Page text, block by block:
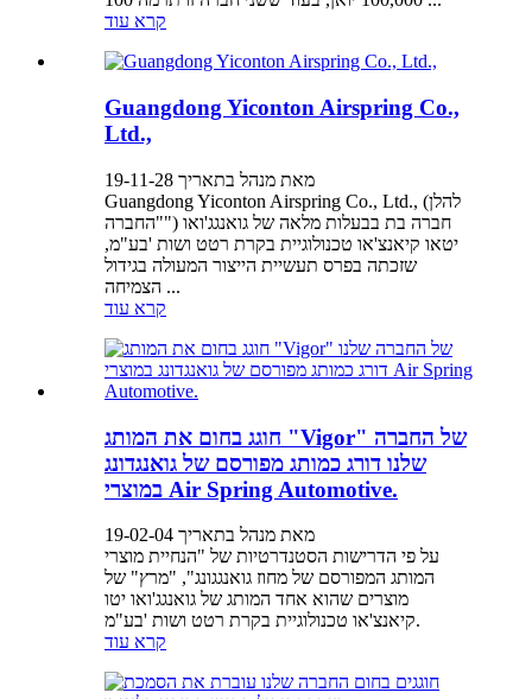
קרא עוד
Guangdong Yiconton Airspring Co.,
Ltd.,
מאת מנהל בתאריך 19-11-28
Guangdong Yiconton Airspring Co., Ltd., (להלן
"החברה") חברה בת בבעלות מלאה של גואנגג'ואו
יטאו קיאנצ'או טכנולוגיית בקרת רטט ושות 'בע"מ,
שזכתה בפרס תעשיית הייצור המעולה בגידול
הצמיחה ...
קרא עוד
חוגג בחום את המותג "Vigor" של החברה
שלנו דורג כמותג מפורסם של גואנגדונג
במוצרי Air Spring Automotive.
מאת מנהל בתאריך 19-02-04
על פי הדרישות הסטנדרטיות של "הנחיית מוצרי
המותג המפורסם של מחוז גואנגגונג", "מרץ" של
מוצרים שהוא אחד המותג של גואנגג'ואו יטו
קיאנצ'או טכנולוגיית בקרת רטט ושות 'בע"מ.
קרא עוד